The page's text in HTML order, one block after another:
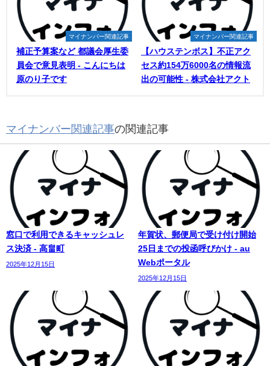
マイナンバー関連記事
補正予算案など 都議会厚生委
員会で意見表明 - こんにちは
原のり子です
マイナンバー関連記事
【ハウステンボス】不正アク
セス約154万6000名の情報流
出の可能性 - 株式会社アクト
マイナンバー関連記事の関連記事
窓口で利用できるキャッシュレ
ス決済 - 高畠町
2025年12月15日
年賀状、郵便局で受け付け開始
25日までの投函呼びかけ - au
Webポータル
2025年12月15日